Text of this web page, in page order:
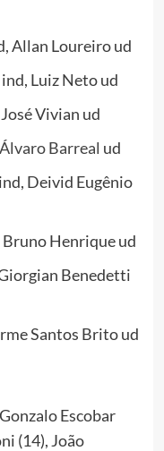
Allan Loureiro ud
Luiz Neto ud
Vivian ud
Álvaro Barreal ud
Deivid Eugênio
Bruno Henrique ud
Benedetti
Santos Brito ud
Escobar
(14), João